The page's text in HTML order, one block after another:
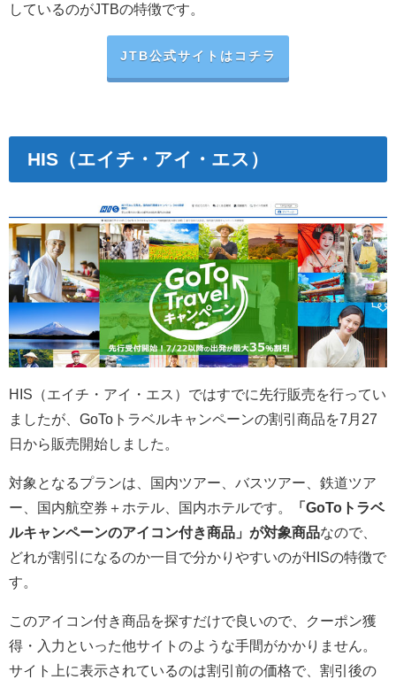
しているのがJTBの特徴です。
JTB公式サイトはコチラ
HIS（エイチ・アイ・エス）
HIS（エイチ・アイ・エス）ではすでに先行販売を行ってい
ましたが、GoToトラベルキャンペーンの割引商品を7月27
日から販売開始しました。
対象となるプランは、国内ツアー、バスツアー、鉄道ツア
ー、国内航空券＋ホテル、国内ホテルです。
「GoToトラベ
ルキャンペーンのアイコン付き商品」が対象商品なので、
どれが割引になるのか一目で分かりやすいのがHISの特徴で
す。
このアイコン付き商品を探すだけで良いので、クーポン獲
得・入力といった他サイトのような手間がかかりません。
サイト上に表示されているのは割引前の価格で、割引後の